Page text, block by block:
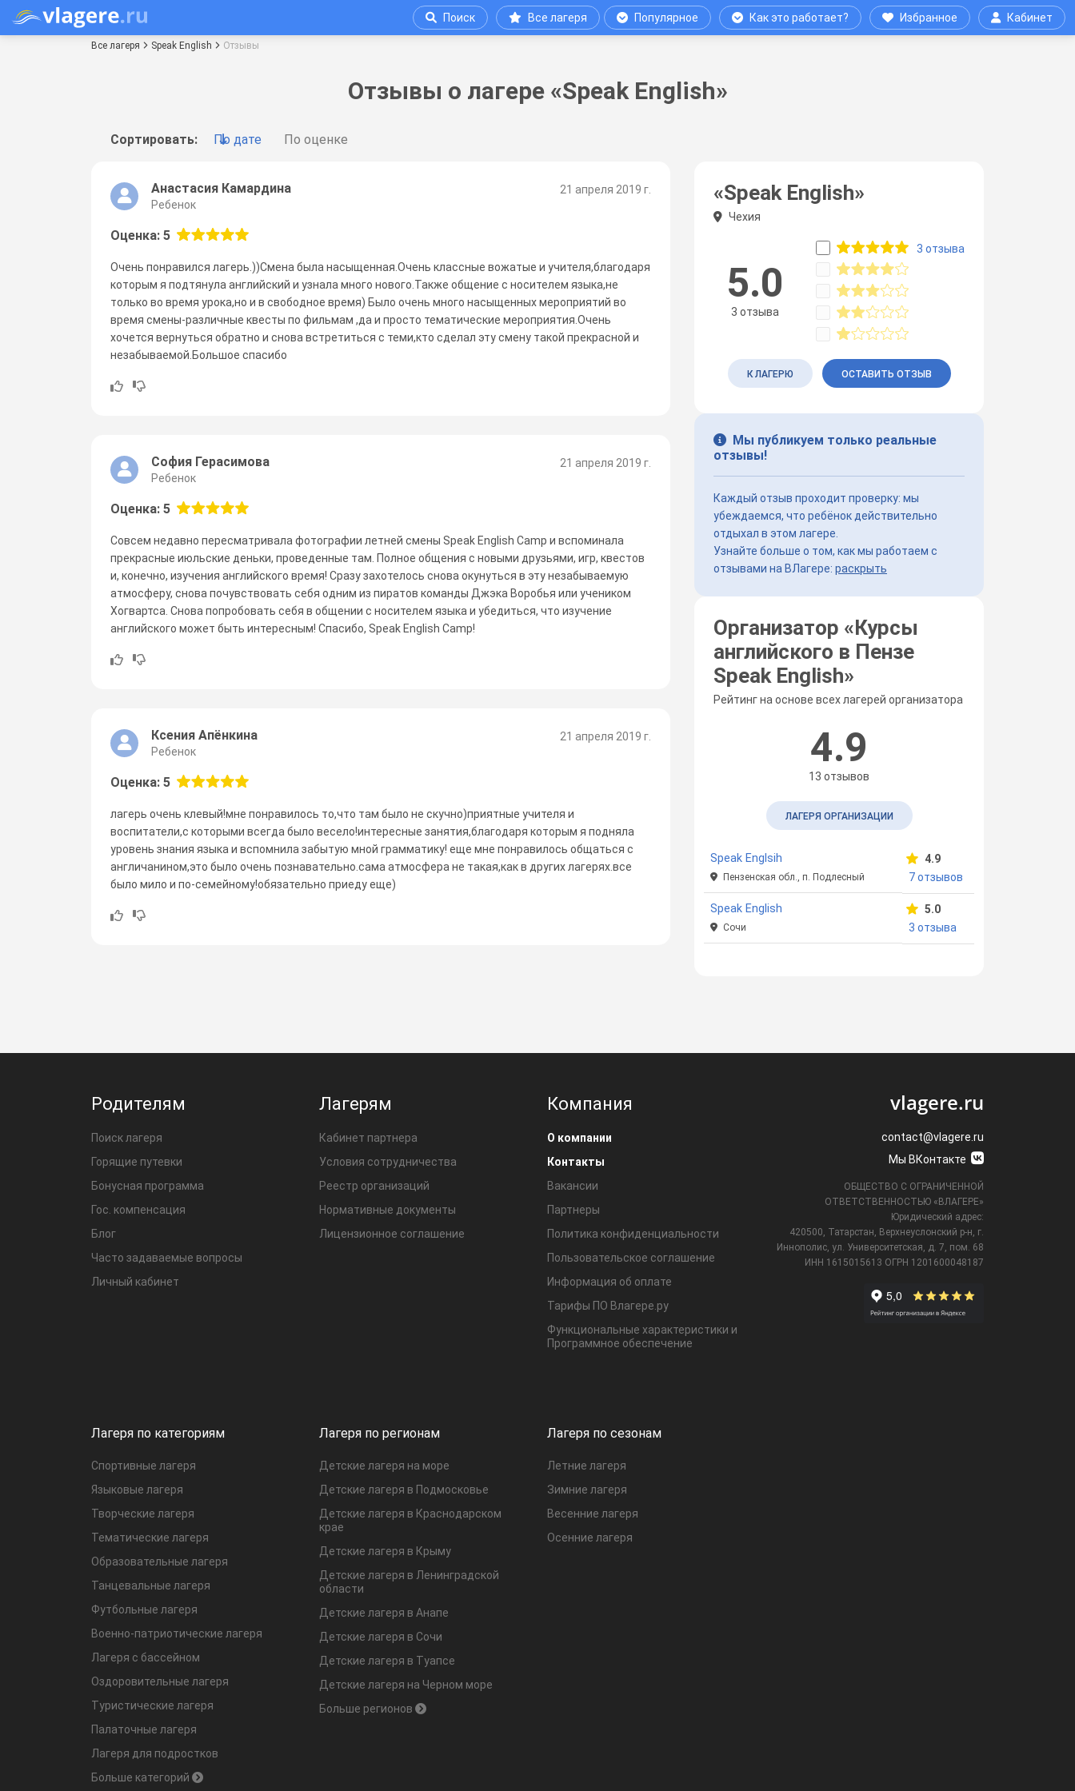
Поиск Все лагеря Популярное Как это работает? Избранное Кабинет
Все лагеря Speak English Отзывы
Отзывы о лагере «Speak English»
Сортировать: По дате По оценке
21 апреля 2019 г.
Анастасия Камардина
Ребенок
Оценка: 5
Очень понравился лагерь.))Смена была насыщенная.Очень классные вожатые и учителя,благодаря
которым я подтянула английский и узнала много нового.Также общение с носителем языка,не
только во время урока,но и в свободное время) Было очень много насыщенных мероприятий во
время смены-различные квесты по фильмам ,да и просто тематические мероприятия.Очень
хочется вернуться обратно и снова встретиться с теми,кто сделал эту смену такой прекрасной и
незабываемой.Большое спасибо
21 апреля 2019 г.
София Герасимова
Ребенок
Оценка: 5
Совсем недавно пересматривала фотографии летней смены Speak English Camp и вспоминала
прекрасные июльские деньки, проведенные там. Полное общения с новыми друзьями, игр, квестов
и, конечно, изучения английского время! Сразу захотелось снова окунуться в эту незабываемую
атмосферу, снова почувствовать себя одним из пиратов команды Джэка Воробья или учеником
Хогвартса. Снова попробовать себя в общении с носителем языка и убедиться, что изучение
английского может быть интересным! Спасибо, Speak English Camp!
21 апреля 2019 г.
Ксения Апёнкина
Ребенок
Оценка: 5
лагерь очень клевый!мне понравилось то,что там было не скучно)приятные учителя и
воспитатели,с которыми всегда было весело!интересные занятия,благодаря которым я подняла
уровень знания языка и вспомнила забытую мной грамматику! еще мне понравилось общаться с
англичанином,это было очень познавательно.сама атмосфера не такая,как в других лагерях.все
было мило и по-семейному!обязательно приеду еще)
«Speak English»
Чехия
5.0
3 отзыва
3 отзыва
К ЛАГЕРЮ ОСТАВИТЬ ОТЗЫВ
Мы публикуем только реальные
отзывы!
Каждый отзыв проходит проверку: мы
убеждаемся, что ребёнок действительно
отдыхал в этом лагере.
Узнайте больше о том, как мы работаем с
отзывами на ВЛагере: раскрыть
Организатор «Курсы
английского в Пензе
Speak English»
Рейтинг на основе всех лагерей организатора
4.9
13 отзывов
ЛАГЕРЯ ОРГАНИЗАЦИИ
Speak Englsih
Пензенская обл., п. Подлесный
4.9
7 отзывов
Speak English
Сочи
5.0
3 отзыва
Родителям
Поиск лагеря
Горящие путевки
Бонусная программа
Гос. компенсация
Блог
Часто задаваемые вопросы
Личный кабинет
Лагерям
Кабинет партнера
Условия сотрудничества
Реестр организаций
Нормативные документы
Лицензионное соглашение
Компания
О компании
Контакты
Вакансии
Партнеры
Политика конфиденциальности
Пользовательское соглашение
Информация об оплате
Тарифы ПО Влагере.ру
Функциональные характеристики и
Программное обеспечение
Лагеря по категориям
Спортивные лагеря
Языковые лагеря
Творческие лагеря
Тематические лагеря
Образовательные лагеря
Танцевальные лагеря
Футбольные лагеря
Военно-патриотические лагеря
Лагеря с бассейном
Оздоровительные лагеря
Туристические лагеря
Палаточные лагеря
Лагеря для подростков
Больше категорий
Лагеря по регионам
Детские лагеря на море
Детские лагеря в Подмосковье
Детские лагеря в Краснодарском
крае
Детские лагеря в Крыму
Детские лагеря в Ленинградской
области
Детские лагеря в Анапе
Детские лагеря в Сочи
Детские лагеря в Туапсе
Детские лагеря на Черном море
Больше регионов
Лагеря по сезонам
Летние лагеря
Зимние лагеря
Весенние лагеря
Осенние лагеря
vlagere.ru
contact@vlagere.ru
Мы ВКонтакте
ОБЩЕСТВО С ОГРАНИЧЕННОЙ
ОТВЕТСТВЕННОСТЬЮ «ВЛАГЕРЕ»
Юридический адрес:
420500, Татарстан, Верхнеуслонский р-н, г.
Иннополис, ул. Университетская,
д. 7, пом. 68
ИНН 1615015613 ОГРН 1201600048187